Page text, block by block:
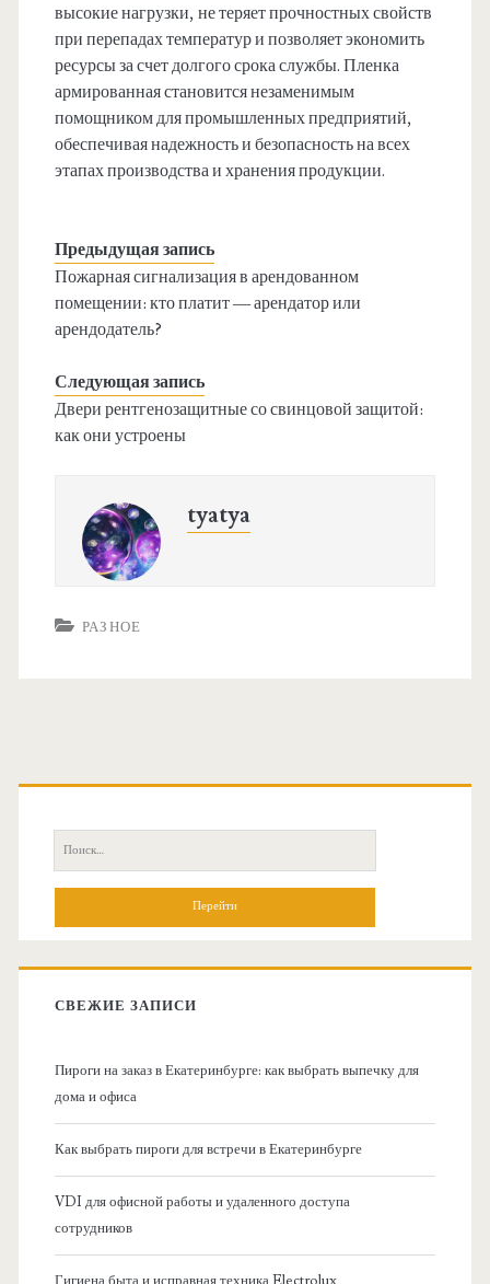
высокие нагрузки, не теряет прочностных свойств
при перепадах температур и позволяет экономить
ресурсы за счет долгого срока службы. Пленка
армированная становится незаменимым
помощником для промышленных предприятий,
обеспечивая надежность и безопасность на всех
этапах производства и хранения продукции.
Предыдущая запись
Пожарная сигнализация в арендованном
помещении: кто платит — арендатор или
арендодатель?
Следующая запись
Двери рентгенозащитные со свинцовой защитой:
как они устроены
tyatya
РАЗНОЕ
О
П
о
с
:
СВЕЖИЕ ЗАПИСИ
Пироги на заказ в Екатеринбурге: как выбрать выпечку для
дома и офиса
Как выбрать пироги для встречи в Екатеринбурге
VDI для офисной работы и удаленного доступа
сотрудников